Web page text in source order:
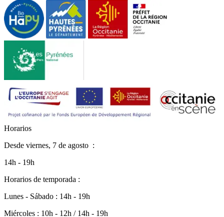
Horarios
Desde viernes, 7 de agosto :
14h - 19h
Horarios de temporada :
Lunes - Sábado : 14h - 19h
Miércoles : 10h - 12h / 14h - 19h